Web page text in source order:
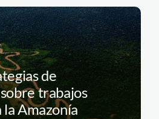
de
trabajos
Amazonía